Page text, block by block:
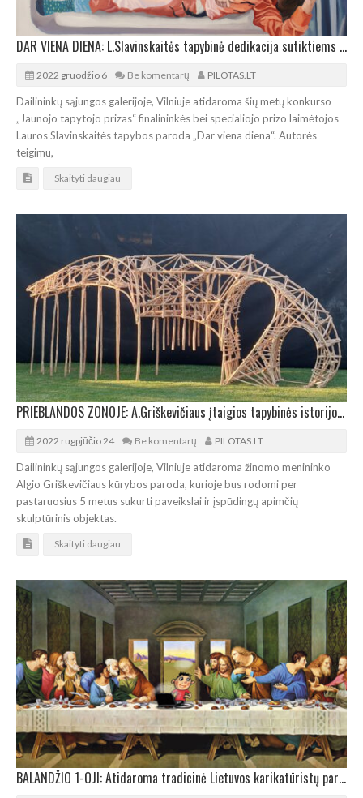
DAR VIENA DIENA: L.Slavinskaitės tapybinė dedikacija sutiktiems žmonėms
2022 gruodžio 6 Be komentarų PILOTAS.LT
Dailininkų sąjungos galerijoje, Vilniuje atidaroma šių metų konkurso
„Jaunojo tapytojo prizas“ finalininkės bei specialiojo prizo laimėtojos
Lauros Slavinskaitės tapybos paroda „Dar viena diena“. Autorės
teigimu,
Skaityti daugiau
PRIEBLANDOS ZONOJE: A.Griškevičiaus įtaigios tapybinės istorijos ir skulptūrinis objektas
2022 rugpjūčio 24 Be komentarų PILOTAS.LT
Dailininkų sąjungos galerijoje, Vilniuje atidaroma žinomo menininko
Algio Griškevičiaus kūrybos paroda, kurioje bus rodomi per
pastaruosius 5 metus sukurti paveikslai ir įspūdingų apimčių
skulptūrinis objektas.
Skaityti daugiau
BALANDŽIO 1-OJI: Atidaroma tradicinė Lietuvos karikatūristų paroda